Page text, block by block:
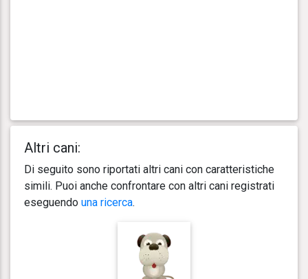
Altri cani:
Di seguito sono riportati altri cani con caratteristiche
simili. Puoi anche confrontare con altri cani registrati
eseguendo una ricerca.